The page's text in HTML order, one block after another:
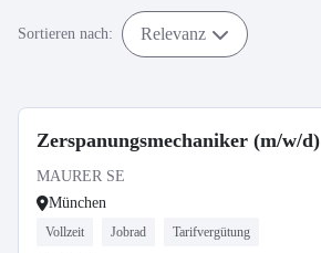
Sortieren nach: Relevanz
Zerspanungsmechaniker (m/w/d)
MAURER SE
München
Vollzeit Jobrad Tarifvergütung